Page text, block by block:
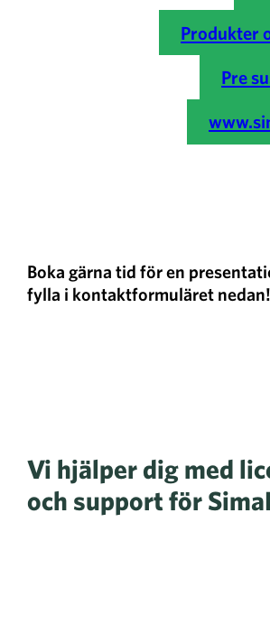
Produkter
Pre
Boka gärna tid för en
fylla i kontaktformuläret nedan!
Vi hjälper dig med
och support för